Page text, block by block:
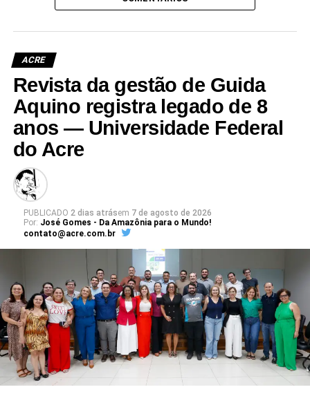
ACRE
Revista da gestão de Guida
Aquino registra legado de 8
anos — Universidade Federal
do Acre
PUBLICADO 2 dias atrásem 7 de agosto de 2026
Por: José Gomes - Da Amazônia para o Mundo!
contato@acre.com.br